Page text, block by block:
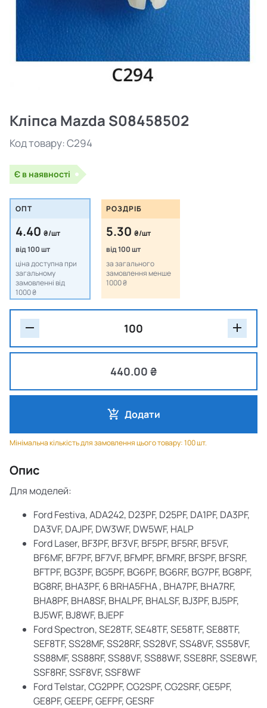
Кліпса Mazda S08458502
Код товару:C294
Є в наявності
ОПТ
4.40 ₴/шт
від 100 шт
ціна доступна при
загальному
замовленні від
1000 ₴
РОЗДРІБ
5.30 ₴/шт
від 100 шт
за загального
замовлення менше
1000 ₴
440.00 ₴
Додати
Мінімальна кількість для замовлення цього товару: 100 шт.
Опис
Для моделей:
Ford Festiva, ADA242, D23PF, D25PF, DA1PF, DA3PF,
DA3VF, DAJPF, DW3WF, DW5WF, HALP
Ford Laser, BF3PF, BF3VF, BF5PF, BF5RF, BF5VF,
BF6MF, BF7PF, BF7VF, BFMPF, BFMRF, BFSPF, BFSRF,
BFTPF, BG3PF, BG5PF, BG6PF, BG6RF, BG7PF, BG8PF,
BG8RF, BHA3PF, 6 BRHA5FHA , BHA7PF, BHA7RF,
BHA8PF, BHA8SF, BHALPF, BHALSF, BJ3PF, BJ5PF,
BJ5WF, BJ8WF, BJEPF
Ford Spectron, SE28TF, SE48TF, SE58TF, SE88TF,
SEF8TF, SS28MF, SS28RF, SS28VF, SS48VF, SS58VF,
SS88MF, SS88RF, SS88VF, SS88WF, SSE8RF, SSE8WF,
SSF8RF, SSF8VF, SSF8WF
Ford Telstar, CG2PPF, CG2SPF, CG2SRF, GE5PF,
GE8PF, GEEPF, GEFPF, GESRF